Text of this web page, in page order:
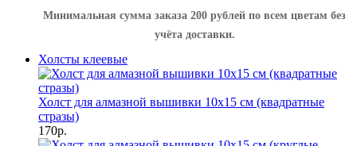
Минимальная сумма заказа 200 рублей по всем цветам без
учёта доставки.
Холсты клеевые
Холст для алмазной вышивки 10х15 см (квадратные
стразы)
170р.